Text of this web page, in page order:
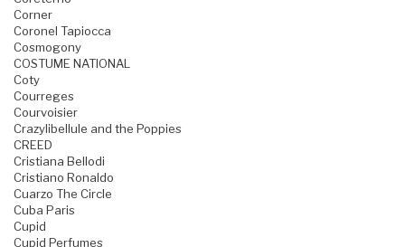
Corner
Coronel Tapiocca
Cosmogony
COSTUME NATIONAL
Coty
Courreges
Courvoisier
Crazylibellule and the Poppies
CREED
Cristiana Bellodi
Cristiano Ronaldo
Cuarzo The Circle
Cuba Paris
Cupid
Cupid Perfumes